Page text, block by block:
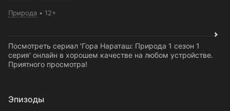
Природа 12+
Посмотреть сериал 'Гора Нараташ: Природа 1 сезон 1
серия' онлайн в хорошем качестве на любом устройстве.
Приятного просмотра!
Эпизоды